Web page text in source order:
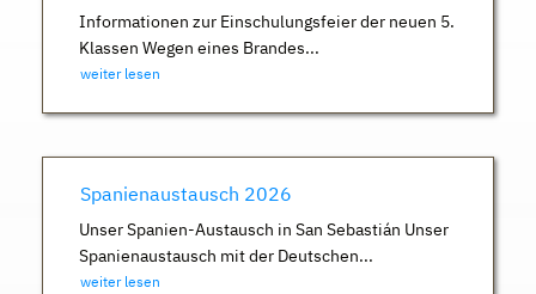
Informationen zur Einschulungsfeier der neuen 5.
Klassen Wegen eines Brandes...
weiter lesen
Spanienaustausch 2026
Unser Spanien-Austausch in San Sebastián Unser
Spanienaustausch mit der Deutschen...
weiter lesen